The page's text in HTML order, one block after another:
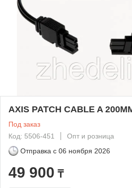
AXIS PATCH CABLE A
Под заказ
Код: 5506-451
Опт и розница
Отправка с 06 ноября 2026
49 900 ₸